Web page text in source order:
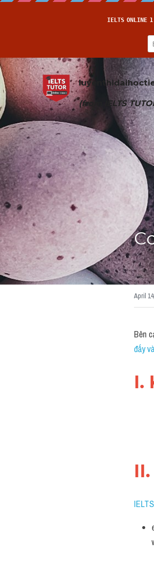
(from IELTS
April
Bên
đấy
I.